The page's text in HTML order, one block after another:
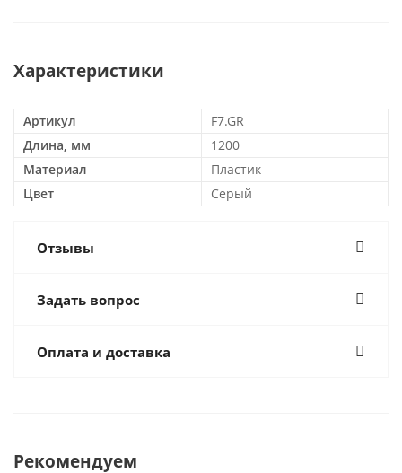
Характеристики
Артикул
F7.GR
Длина, мм
1200
Материал
Пластик
Цвет
Серый
Отзывы
Задать вопрос
Оплата и доставка
Рекомендуем